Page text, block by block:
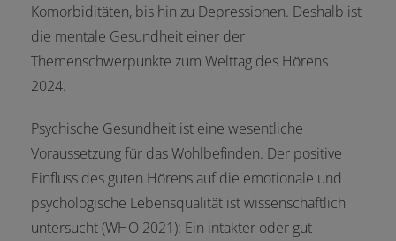
Komorbiditäten, bis hin zu Depressionen. Deshalb ist
die mentale Gesundheit einer der
Themenschwerpunkte zum Welttag des Hörens
2024.
Psychische Gesundheit ist eine wesentliche
Voraussetzung für das Wohlbefinden. Der positive
Einfluss des guten Hörens auf die emotionale und
psychologische Lebensqualität ist wissenschaftlich
untersucht (WHO 2021): Ein intakter oder gut